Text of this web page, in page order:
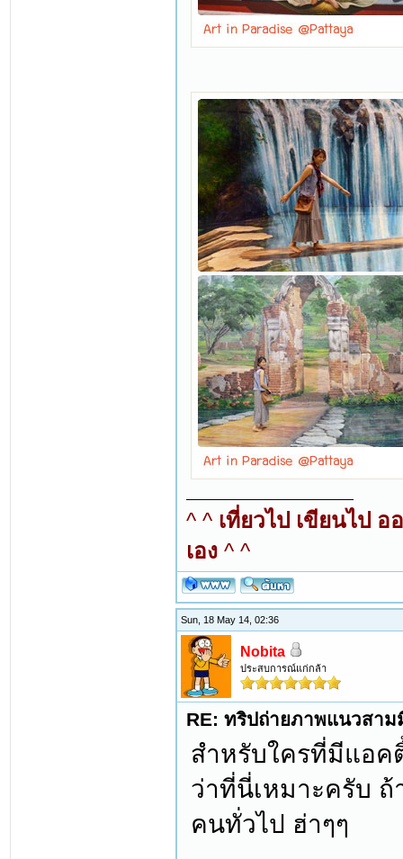
^ ^ เที่ยวไป เขียนไป
เอง ^ ^
Sun, 18 May 14, 02:36
Nobita
ประสบการณ์แก่กล้า
RE: ทริปถ่ายภาพแนวสา
สำหรับใครที่มีแอค
ว่าที่นี่เหมาะครับ ถ้
คนทั่วไป ฮ่าๆๆ